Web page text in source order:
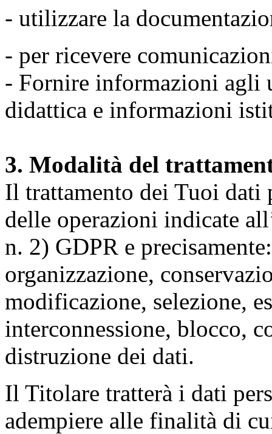
- utilizzare la
- per ricevere
- Fornire informazioni agli
didattica e informazioni
3. Modalità del
Il trattamento dei Tuoi dati
delle operazioni indicate
n. 2) GDPR e
organizzazione,
modificazione, selezione,
interconnessione, blocco,
distruzione dei dati.
Il Titolare tratterà i dati
adempiere alle finalità di